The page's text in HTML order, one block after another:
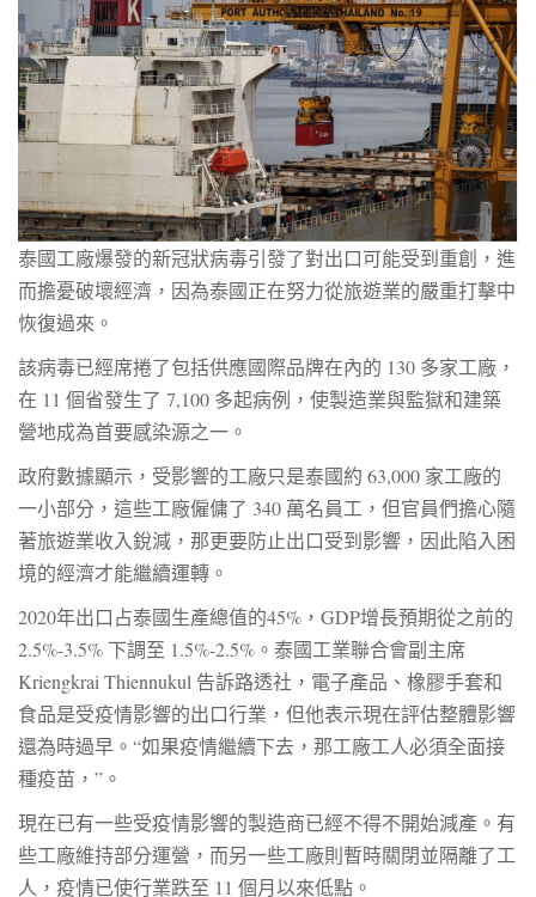
泰國工廠爆發的新冠狀病毒引發了對出口可能受到重創，進
而擔憂破壞經濟，因為泰國正在努力從旅遊業的嚴重打擊中
恢復過來。
該病毒已經席捲了包括供應國際品牌在內的 130 多家工廠，
在 11 個省發生了 7,100 多起病例，使製造業與監獄和建築
營地成為首要感染源之一。
政府數據顯示，受影響的工廠只是泰國約 63,000 家工廠的
一小部分，這些工廠僱傭了 340 萬名員工，但官員們擔心隨
著旅遊業收入銳減，那更要防止出口受到影響，因此陷入困
境的經濟才能繼續運轉。
2020年出口占泰國生產總值的45%，GDP增長預期從之前的
2.5%-3.5% 下調至 1.5%-2.5%。泰國工業聯合會副主席
Kriengkrai Thiennukul 告訴路透社，電子產品、橡膠手套和
食品是受疫情影響的出口行業，但他表示現在評估整體影響
還為時過早。“如果疫情繼續下去，那工廠工人必須全面接
種疫苗，”。
現在已有一些受疫情影響的製造商已經不得不開始減產。有
些工廠維持部分運營，而另一些工廠則暫時關閉並隔離了工
人，疫情已使行業跌至 11 個月以來低點。